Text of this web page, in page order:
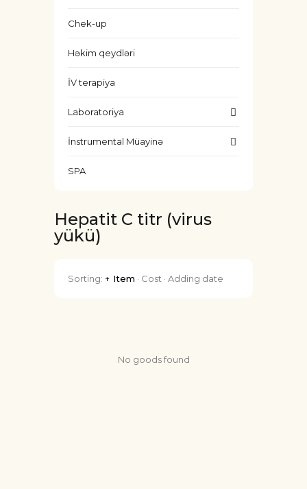
Chek-up
Həkim qeydləri
İV terapiya
Laboratoriya
İnstrumental Müayinə
SPA
Hepatit C titr (virus
yükü)
Sorting: ↑ Item · Cost · Adding date
No goods found